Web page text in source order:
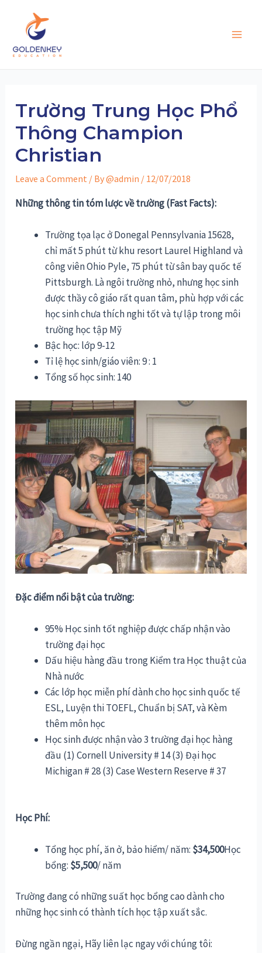
content
Trường Trung Học Phổ
Thông Champion
Christian
Leave a Comment / By@admin / 12/07/2018
Những thông tin tóm lược về trường (Fast Facts):
Trường tọa lạc ở Donegal Pennsylvania 15628,
chỉ mất 5 phút từ khu resort Laurel Highland và
công viên Ohio Pyle, 75 phút từ sân bay quốc tế
Pittsburgh. Là ngôi trường nhỏ, nhưng học sinh
được thầy cô giáo rất quan tâm, phù hợp với các
học sinh chưa thích nghi tốt và tự lập trong môi
trường học tập Mỹ
Bậc học: lớp 9-12
Tỉ lệ học sinh/giáo viên: 9 : 1
Tổng số học sinh: 140
Đặc điểm nổi bật của trường:
95% Học sinh tốt nghiệp được chấp nhận vào
trường đại học
Dấu hiệu hàng đầu trong Kiểm tra Học thuật của
Nhà nước
Các lớp học miễn phí dành cho học sinh quốc tế
ESL, Luyện thi TOEFL, Chuẩn bị SAT, và Kèm
thêm môn học
Học sinh được nhận vào 3 trường đại học hàng
đầu (1) Cornell University # 14 (3) Đại học
Michigan # 28 (3) Case Western Reserve # 37
Học Phí:
Tổng học phí, ăn ở, bảo hiểm/ năm: $34,500Học
bổng: $5,500/ năm
Trường đang có những suất học bổng cao dành cho
những học sinh có thành tích học tập xuất sắc.
Đừng ngần ngại, Hãy liên lạc ngay với chúng tôi: